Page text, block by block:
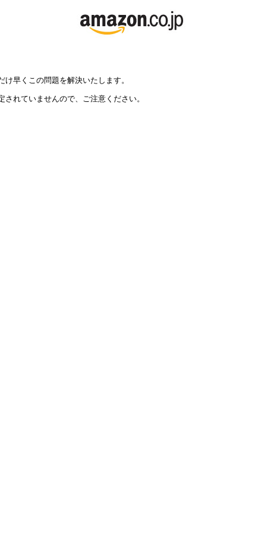
早くこの問題を解決いたします。
れていませんので、ご注意ください。